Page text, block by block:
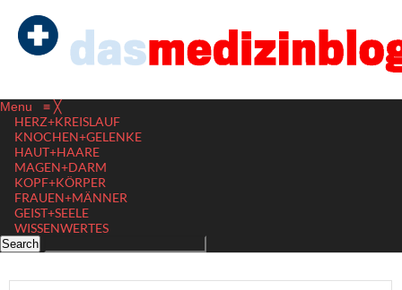
Menu ≡ ╳
HERZ+KREISLAUF
KNOCHEN+GELENKE
HAUT+HAARE
MAGEN+DARM
KOPF+KÖRPER
FRAUEN+MÄNNER
GEIST+SEELE
WISSENWERTES